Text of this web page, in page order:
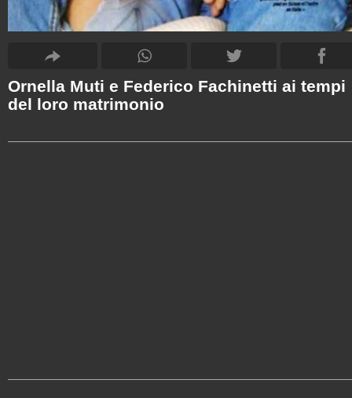
Ornella Muti e Federico Fachinetti ai tempi
del loro matrimonio